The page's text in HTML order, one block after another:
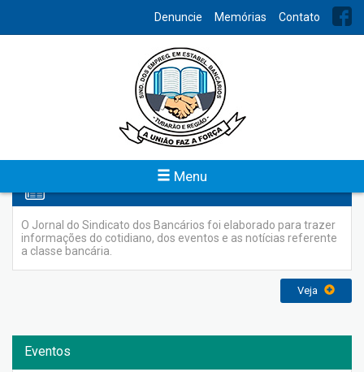
Denuncie Memórias Contato
Menu
O Jornal do Sindicato dos Bancários foi elaborado para trazer
informações do cotidiano, dos eventos e as notícias referente
a classe bancária.
Veja
Eventos